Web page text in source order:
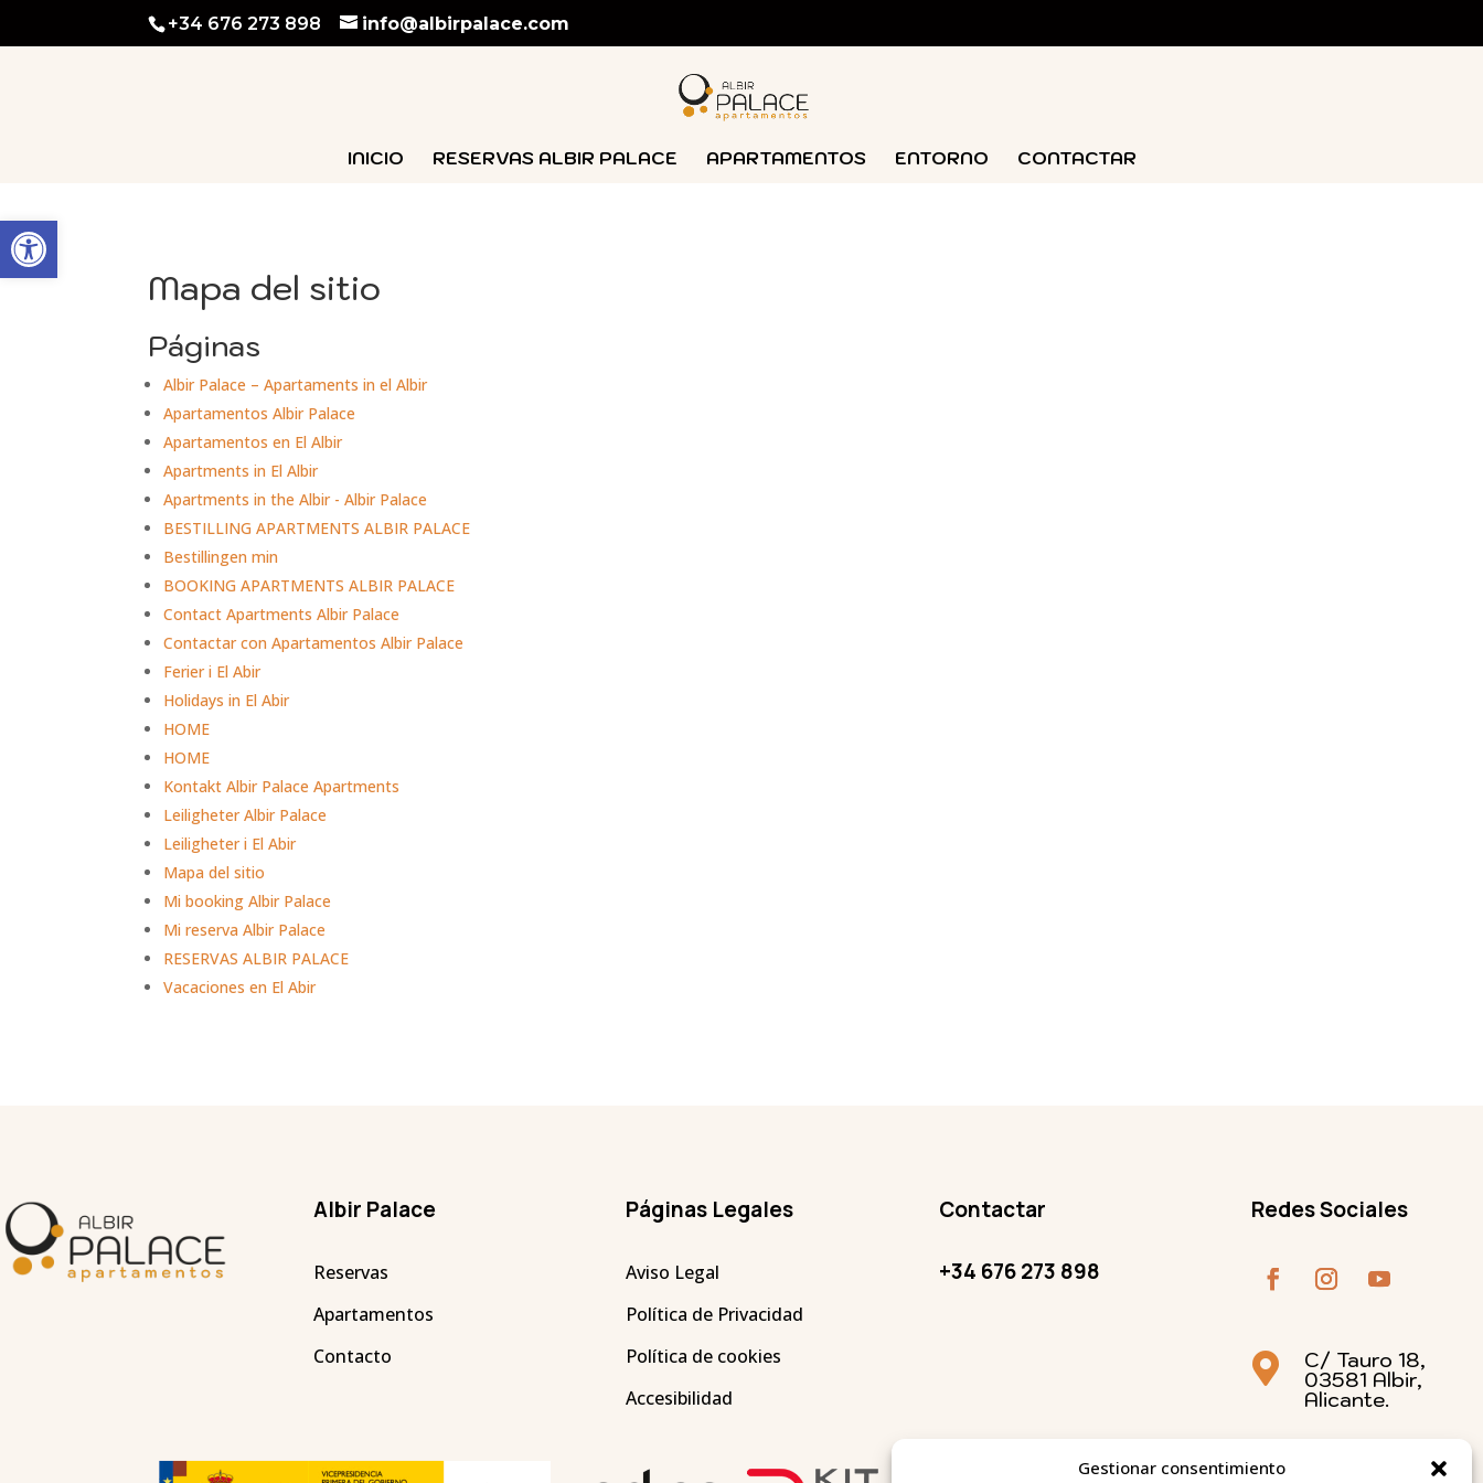
Content
Abrir barra de herramientas
Gestionar consentimiento
+34 676 273 898 info@albirpalace.com
INICIO RESERVAS ALBIR PALACE APARTAMENTOS ENTORNO CONTACTAR
Mapa del sitio
Páginas
Albir Palace – Apartaments in el Albir
Apartamentos Albir Palace
Apartamentos en El Albir
Apartments in El Albir
Apartments in the Albir - Albir Palace
BESTILLING APARTMENTS ALBIR PALACE
Bestillingen min
BOOKING APARTMENTS ALBIR PALACE
Contact Apartments Albir Palace
Contactar con Apartamentos Albir Palace
Ferier i El Abir
Holidays in El Abir
HOME
HOME
Kontakt Albir Palace Apartments
Leiligheter Albir Palace
Leiligheter i El Abir
Mapa del sitio
Mi booking Albir Palace
Mi reserva Albir Palace
RESERVAS ALBIR PALACE
Vacaciones en El Abir
Albir Palace
Reservas
Apartamentos
Contacto
Páginas Legales
Aviso Legal
Política de Privacidad
Política de cookies
Accesibilidad
Contactar
+34 676 273 898
Redes Sociales
 C/ Tauro 18,
03581 Albir,
Alicante.